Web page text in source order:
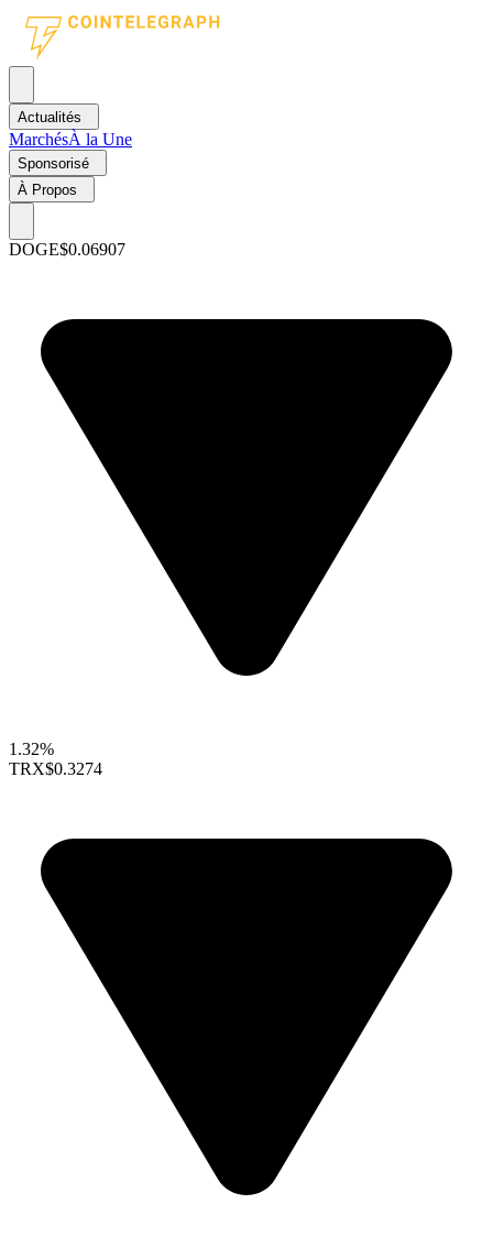
Actualités
MarchésÀ la Une
Sponsorisé
À Propos
DOGE$0.06907
1.32%
TRX$0.3274